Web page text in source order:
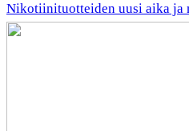
Nikotiinituotteiden uusi aika ja